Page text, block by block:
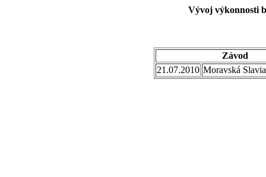
Vývoj výkonnosti
Závod
21.07.2010 Moravská